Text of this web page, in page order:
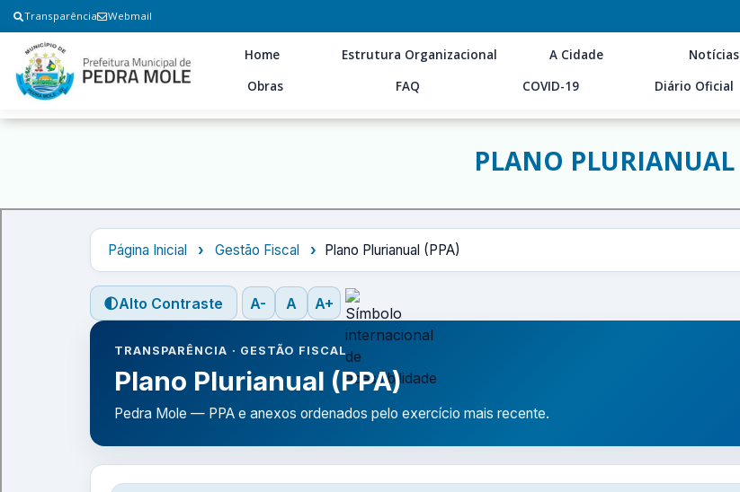
Transparência Webmail
Home Estrutura Organizacional A Cidade Notícias
Obras
FAQ COVID-19 Diário Oficial
PLANO PLURIANUAL